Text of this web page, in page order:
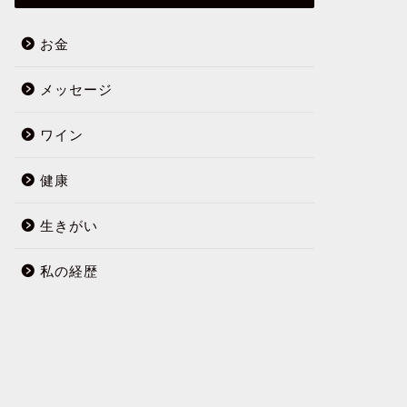
お金
メッセージ
ワイン
健康
生きがい
私の経歴